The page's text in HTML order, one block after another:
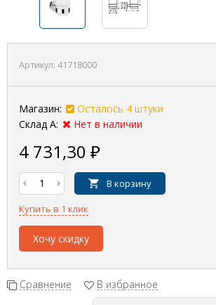
Артикул: 41718000
Магазин:
Осталось 4 штуки
Склад А:
Нет в наличии
4 731,30 ₽
В корзину
Купить в 1 клик
Хочу скидку
Сравнение В избранное